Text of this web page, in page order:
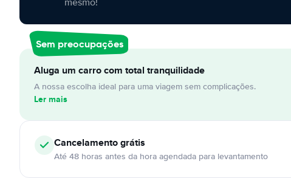
mesmo!
Sem preocupações
Aluga um carro com total tranquilidade
A nossa escolha ideal para uma viagem sem complicações.
Ler mais
Cancelamentográtis
Até 48 horas antes da hora agendada para levantamento